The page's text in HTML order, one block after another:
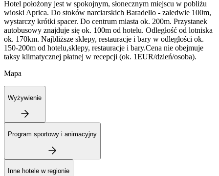
Hotel położony jest w spokojnym, słonecznym miejscu w pobliżu
wioski Aprica. Do stoków narciarskich Baradello - zaledwie 100m,
wystarczy krótki spacer. Do centrum miasta ok. 200m. Przystanek
autobusowy znajduje się ok. 100m od hotelu. Odległość od lotniska
ok. 170km. Najbliższe sklepy, restauracje i bary w odległości ok.
150-200m od hotelu,sklepy, restauracje i bary.Cena nie obejmuje
taksy klimatycznej płatnej w recepcji (ok. 1EUR/dzień/osoba).
Mapa
Wyżywienie
Program sportowy i animacyjny
Inne hotele w regionie